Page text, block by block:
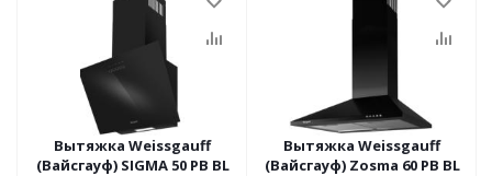
Вытяжка Weissgauff
(Вайсгауф) SIGMA 50 PB BL
Вытяжка Weissgauff
(Вайсгауф) Zosma 60 PB BL